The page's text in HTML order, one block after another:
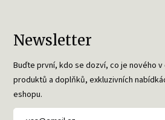
Newsletter
Buďte první, kdo se dozví, co je nového
produktů a doplňků, exkluzivních
eshopu.